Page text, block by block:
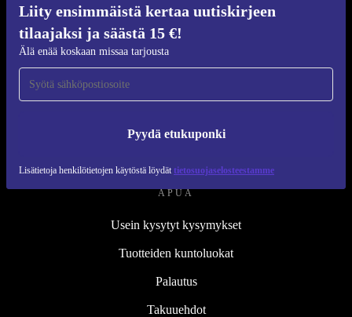
Liity ensimmäistä kertaa uutiskirjeen
tilaajaksi ja säästä 15 €!
Älä enää koskaan missaa tarjousta
Pyydä etukuponki
Lisätietoja henkilötietojen käytöstä löydät tietosuojaselosteestamme
Laatu
Tietoa meistä
APUA
Usein kysytyt kysymykset
Tuotteiden kuntoluokat
Palautus
Takuuehdot